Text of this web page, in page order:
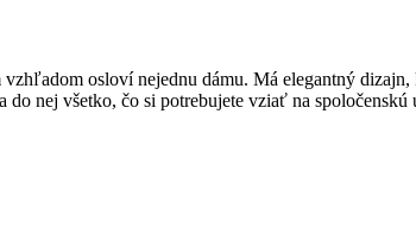
osloví nejednu dámu. Má elegantný
do nej všetko, čo si potrebujete vziať na spoločenskú